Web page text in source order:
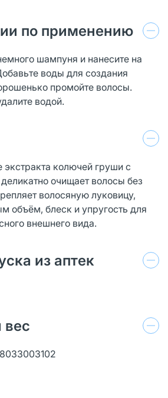
по применению
шампуня и нанесите на
воды для создания
промойте волосы.
водой.
колючей груши с
очищает волосы без
волосяную луковицу,
объём, блеск и упругость для
внешнего вида.
из аптек
вес